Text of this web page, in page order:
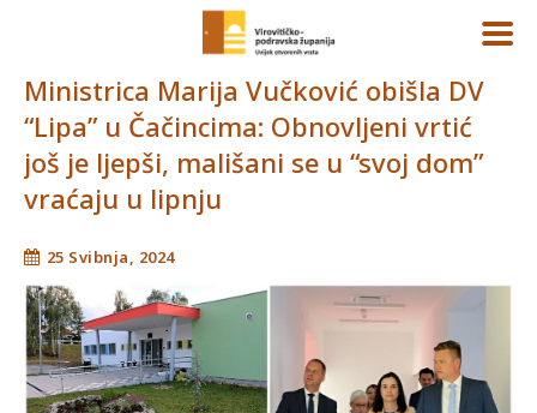
Ministrica Marija Vučković obišla DV
“Lipa” u Čačincima: Obnovljeni vrtić
još je ljepši, mališani se u “svoj dom”
vraćaju u lipnju
25 Svibnja, 2024